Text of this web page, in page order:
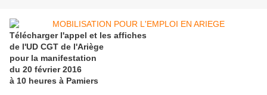
Télécharger l'appel et les affiches
de l'UD CGT de l'Ariège
pour la manifestation
du 20 février 2016
à 10 heures à Pamiers